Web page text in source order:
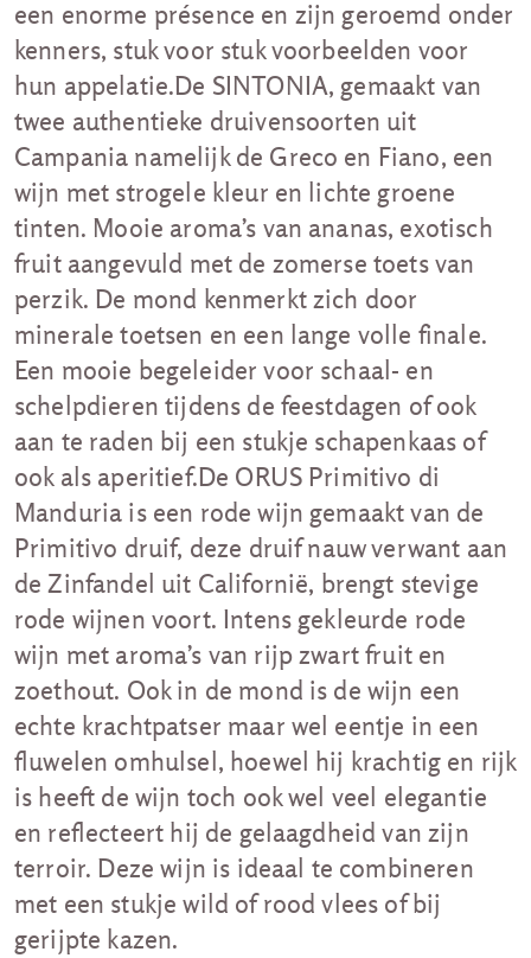
een enorme présence en zijn geroemd onder
kenners, stuk voor stuk voorbeelden voor
hun appelatie.De SINTONIA, gemaakt van
twee authentieke druivensoorten uit
Campania namelijk de Greco en Fiano, een
wijn met strogele kleur en lichte groene
tinten. Mooie aroma’s van ananas, exotisch
fruit aangevuld met de zomerse toets van
perzik. De mond kenmerkt zich door
minerale toetsen en een lange volle finale.
Een mooie begeleider voor schaal- en
schelpdieren tijdens de feestdagen of ook
aan te raden bij een stukje schapenkaas of
ook als aperitief.De ORUS Primitivo di
Manduria is een rode wijn gemaakt van de
Primitivo druif, deze druif nauw verwant aan
de Zinfandel uit Californië, brengt stevige
rode wijnen voort. Intens gekleurde rode
wijn met aroma’s van rijp zwart fruit en
zoethout. Ook in de mond is de wijn een
echte krachtpatser maar wel eentje in een
fluwelen omhulsel, hoewel hij krachtig en rijk
is heeft de wijn toch ook wel veel elegantie
en reflecteert hij de gelaagdheid van zijn
terroir. Deze wijn is ideaal te combineren
met een stukje wild of rood vlees of bij
gerijpte kazen.